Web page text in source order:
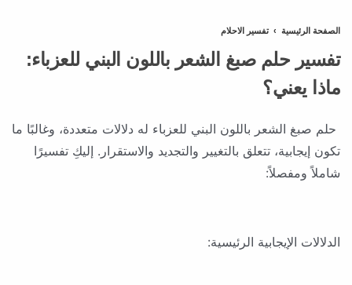
الصفحة الرئيسية ›تفسير الاحلام
تفسير حلم صبغ الشعر باللون البني للعزباء:
ماذا يعني؟
حلم صبغ الشعر باللون البني للعزباء له دلالات متعددة، وغالبًا ما
تكون إيجابية، تتعلق بالتغيير والتجديد والاستقرار. إليكِ تفسيرًا
شاملاً ومفصلاً:
الدلالات الإيجابية الرئيسية: